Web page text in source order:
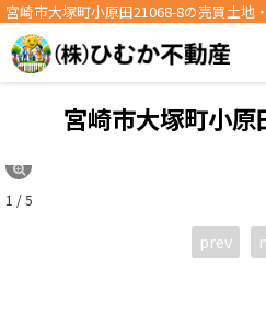
宮崎市大塚町小原田21068-8の売買土地
宮崎市大塚町小
1 / 5
prev